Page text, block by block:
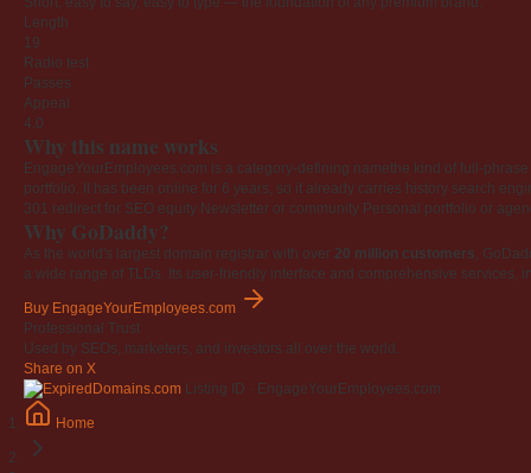
Length
19
Radio test
Passes
Appeal
4.0
Why this name works
EngageYourEmployees.com is a category-defining namethe kind of full-
portfolio. It has been online for 6 years, so it already carries history search
301 redirect for SEO equity Newsletter or community Personal portfolio or
Why GoDaddy?
As the world's largest domain registrar with over 20 million customers,
a wide range of TLDs. Its user-friendly interface and comprehensive
Buy EngageYourEmployees.com
Professional Trust
Used by SEOs, marketers, and investors all over the world.
Share on X
Listing ID · EngageYourEmployees.com
Home